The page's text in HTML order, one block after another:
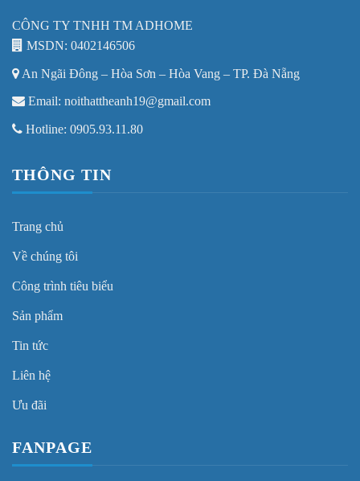
CÔNG TY TNHH TM ADHOME
MSDN: 0402146506
An Ngãi Đông – Hòa Sơn – Hòa Vang – TP. Đà Nẵng
Email: noithattheanh19@gmail.com
Hotline: 0905.93.11.80
THÔNG TIN
Trang chủ
Về chúng tôi
Công trình tiêu biểu
Sản phẩm
Tin tức
Liên hệ
Ưu đãi
FANPAGE